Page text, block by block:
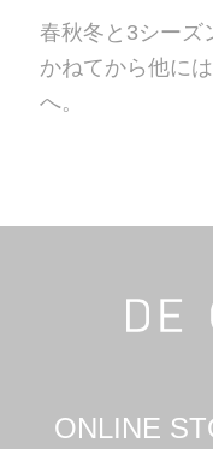
春秋冬と3シーズ
かねてから他に
へ。
ONLINE